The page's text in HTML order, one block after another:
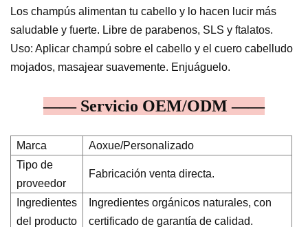
Los champús alimentan tu cabello y lo hacen lucir más
saludable y fuerte. Libre de parabenos, SLS y ftalatos.
Uso: Aplicar champú sobre el cabello y el cuero cabelludo
mojados, masajear suavemente. Enjuáguelo.
—— Servicio OEM/ODM ——
Marca
Aoxue/Personalizado
Tipo de
proveedor
Fabricación venta directa.
Ingredientes
del producto
Ingredientes orgánicos naturales, con
certificado de garantía de calidad.